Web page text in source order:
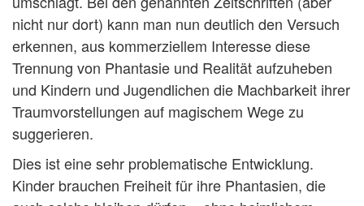
nicht nur dort) kann man nun deutlich den Versuch
erkennen, aus kommerziellem Interesse diese
Trennung von Phantasie und Realität aufzuheben
und Kindern und Jugendlichen die Machbarkeit ihrer
Traumvorstellungen auf magischem Wege zu
suggerieren.
Dies ist eine sehr problematische Entwicklung.
Kinder brauchen Freiheit für ihre Phantasien, die